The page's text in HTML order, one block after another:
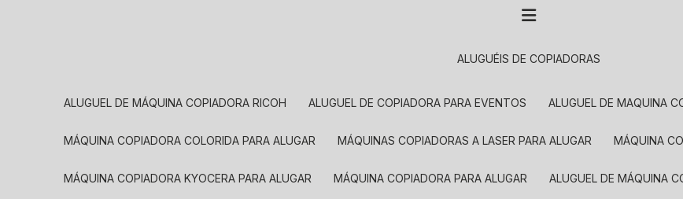
ALUGUÉIS DE COPIADORAS
ALUGUEL DE MÁQUINA COPIADORA RICOH ALUGUEL DE COPIADORA PARA EVENTOS ALUGUEL DE MAQUINA
MÁQUINA COPIADORA COLORIDA PARA ALUGAR MÁQUINAS COPIADORAS A LASER PARA ALUGAR MÁQUINA
MÁQUINA COPIADORA KYOCERA PARA ALUGAR MÁQUINA COPIADORA PARA ALUGAR ALUGUEL DE MÁQUINA